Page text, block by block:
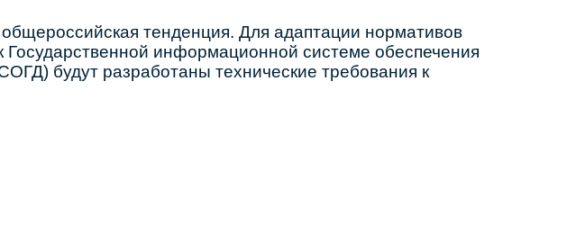
тенденция. Для адаптации нормативов
Государственной информационной системе обеспечения
будут разработаны технические требования к